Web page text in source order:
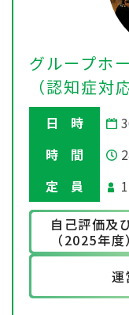
グループホ
（認知症対
日 時
時 間
定 員
自己評価及
（2025年度）
運